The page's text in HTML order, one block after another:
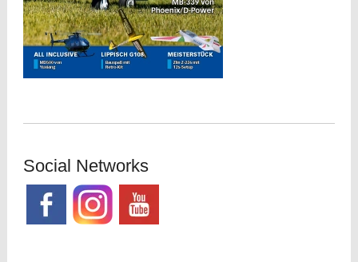
Social Networks